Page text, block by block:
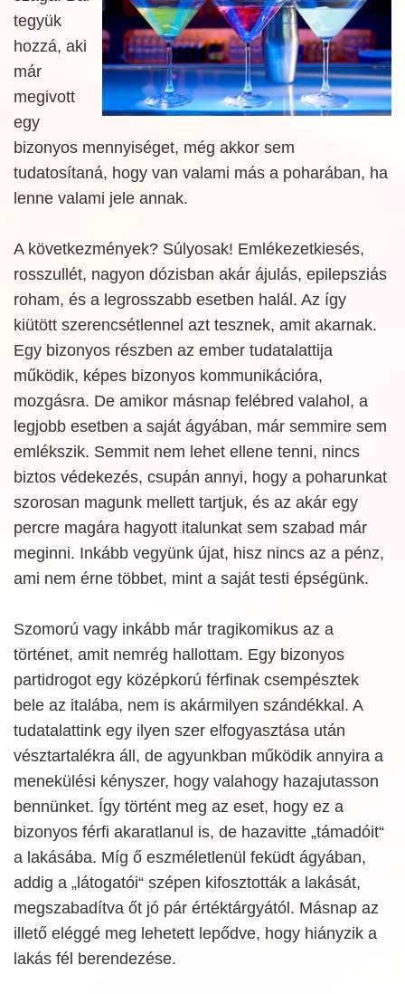
tegyük
hozzá, aki
már
megivott
egy
bizonyos mennyiséget, még akkor sem
tudatosítaná, hogy van valami más a poharában, ha
lenne valami jele annak.
A következmények? Súlyosak! Emlékezetkiesés,
rosszullét, nagyon dózisban akár ájulás, epilepsziás
roham, és a legrosszabb esetben halál. Az így
kiütött szerencsétlennel azt tesznek, amit akarnak.
Egy bizonyos részben az ember tudatalattija
működik, képes bizonyos kommunikációra,
mozgásra. De amikor másnap felébred valahol, a
legjobb esetben a saját ágyában, már semmire sem
emlékszik. Semmit nem lehet ellene tenni, nincs
biztos védekezés, csupán annyi, hogy a poharunkat
szorosan magunk mellett tartjuk, és az akár egy
percre magára hagyott italunkat sem szabad már
meginni. Inkább vegyünk újat, hisz nincs az a pénz,
ami nem érne többet, mint a saját testi épségünk.
Szomorú vagy inkább már tragikomikus az a
történet, amit nemrég hallottam. Egy bizonyos
partidrogot egy középkorú férfinak csempésztek
bele az italába, nem is akármilyen szándékkal. A
tudatalattink egy ilyen szer elfogyasztása után
vésztartalékra áll, de agyunkban működik annyira a
menekülési kényszer, hogy valahogy hazajutasson
bennünket. Így történt meg az eset, hogy ez a
bizonyos férfi akaratlanul is, de hazavitte „támadóit“
a lakásába. Míg ő eszméletlenül feküdt ágyában,
addig a „látogatói“ szépen kifosztották a lakását,
megszabadítva őt jó pár értéktárgyától. Másnap az
illető eléggé meg lehetett lepődve, hogy hiányzik a
lakás fél berendezése.